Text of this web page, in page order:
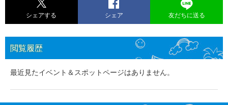
シェアする シェア 友だちに送る
閲覧履歴
最近見たイベント＆スポットページはありません。